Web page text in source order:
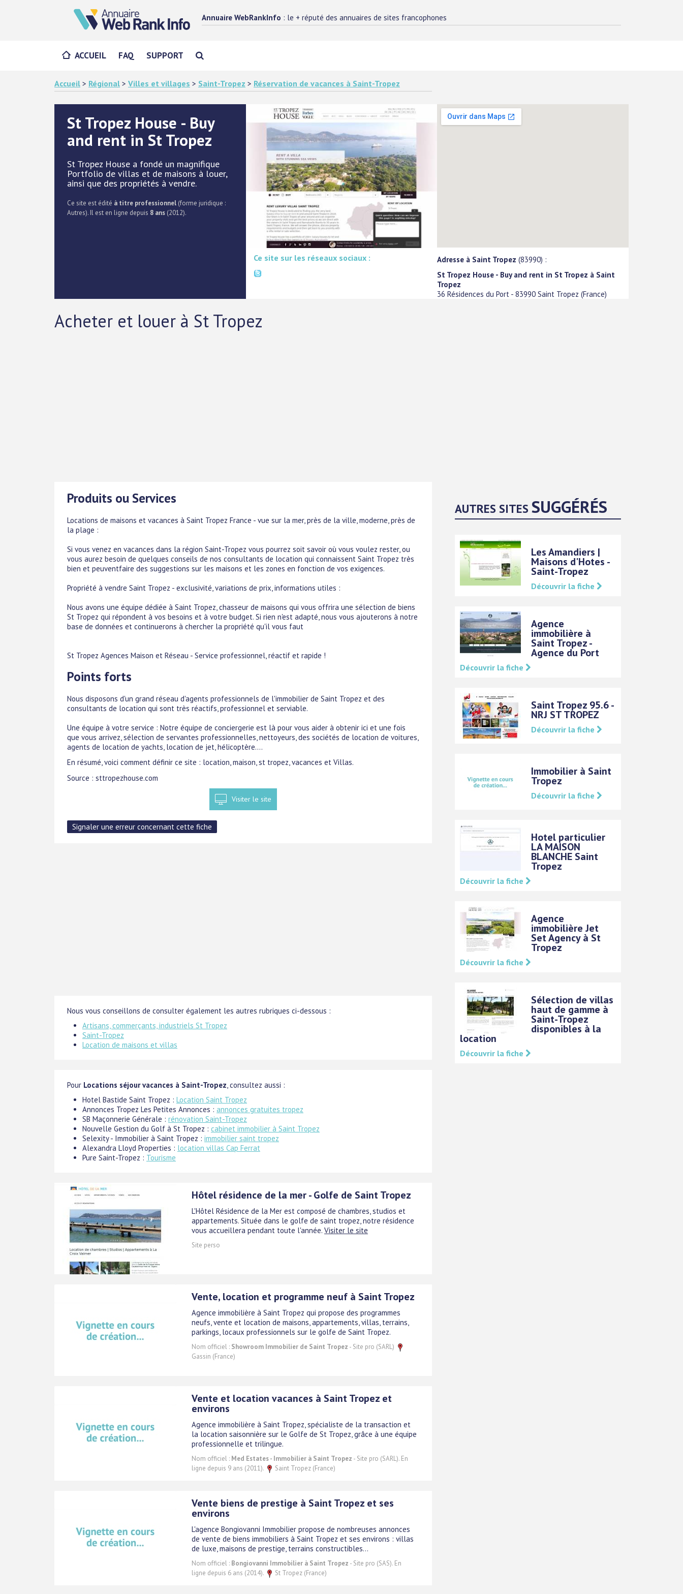
Annuaire WebRankInfo : le + réputé des annuaires de sites francophones
ACCUEIL FAQ SUPPORT
Accueil > Régional > Villes et villages > Saint-Tropez > Réservation de vacances à Saint-Tropez
St Tropez House - Buy
and rent in St Tropez
St Tropez House a fondé un magnifique
Portfolio de villas et de maisons à louer,
ainsi que des propriétés à vendre.
Ce site est édité à titre professionnel (forme juridique :
Autres). Il est en ligne depuis 8 ans (2012).
Ce site sur les réseaux sociaux : Adresse à Saint Tropez (83990) :
St Tropez House - Buy and rent in St Tropez à Saint
Tropez
36 Résidences du Port -83990 Saint Tropez (France)
Acheter et louer à St Tropez
Produits ou Services
Locations de maisons et vacances à Saint Tropez France - vue sur la mer, près de la ville, moderne, près de
la plage :
Si vous venez en vacances dans la région Saint-Tropez vous pourrez soit savoir où vous voulez rester, ou
vous aurez besoin de quelques conseils de nos consultants de location qui connaissent Saint Tropez très
bien et peuventfaire des suggestions sur ​​les maisons et les zones en fonction de vos exigences.
Propriété à vendre Saint Tropez - exclusivité, variations de prix, informations utiles :
Nous avons une équipe dédiée à Saint Tropez, chasseur de maisons qui vous offrira une sélection de biens
St Tropez qui répondent à vos besoins et à votre budget. Si rien n'est adapté, nous vous ajouterons à notre
base de données et continuerons à chercher la propriété qu'il vous faut
St Tropez Agences Maison et Réseau - Service professionnel, réactif et rapide !
Points forts
Nous disposons d'un grand réseau d'agents professionnels de l'immobilier de Saint Tropez et des
consultants de location qui sont très réactifs, professionnel et serviable.
Une équipe à votre service : Notre équipe de conciergerie est là pour vous aider à obtenir ici et une fois
que vous arrivez, sélection de servantes professionnelles, nettoyeurs, des sociétés de location de voitures,
agents de location de yachts, location de jet, hélicoptère....
En résumé, voici comment définir ce site : location, maison, st tropez, vacances et Villas.
Source : sttropezhouse.com
Visiter le site
Nous vous conseillons de consulter également les autres rubriques ci-dessous :
Artisans, commerçants, industriels St Tropez
Saint-Tropez
Location de maisons et villas
Pour Locations séjour vacances à Saint-Tropez , consultez aussi :
Hotel Bastide Saint Tropez : Location Saint Tropez
Annonces Tropez Les Petites Annonces : annonces gratuites tropez
SB Maçonnerie Générale : rénovation Saint-Tropez
Nouvelle Gestion du Golf à St Tropez : cabinet immobilier à Saint Tropez
Selexity - Immobilier à Saint Tropez : immobilier saint tropez
Alexandra Lloyd Properties : location villas Cap Ferrat
Pure Saint-Tropez : Tourisme
Hôtel résidence de la mer - Golfe de Saint Tropez
L'Hôtel Résidence de la Mer est composé de chambres, studios et
appartements. Située dans le golfe de saint tropez, notre résidence
vous accueillera pendant toute l'année. Visiter le site
Site perso
Vente, location et programme neuf à Saint Tropez
Agence immobilière à Saint Tropez qui propose des programmes
neufs, vente et location de maisons, appartements, villas, terrains,
parkings, locaux professionnels sur le golfe de Saint Tropez.
Nom officiel : Showroom Immobilier de Saint Tropez - Site pro (SARL)
Gassin (France)
Vente et location vacances à Saint Tropez et
environs
Agence immobilière à Saint Tropez, spécialiste de la transaction et
la location saisonnière sur le Golfe de St Tropez, grâce à une équipe
professionnelle et trilingue.
Nom officiel : Med Estates - Immobilier à Saint Tropez - Site pro (SARL). En
ligne depuis 9 ans (2011).
Saint Tropez (France)
Vente biens de prestige à Saint Tropez et ses
environs
L'agence Bongiovanni Immobilier propose de nombreuses annonces
de vente de biens immobiliers à Saint Tropez et ses environs : villas
de luxe, maisons de prestige, terrains constructibles...
Nom officiel : Bongiovanni Immobilier à Saint Tropez - Site pro (SAS). En
ligne depuis 6 ans (2014).
St Tropez (France)
AUTRES SITESSUGGÉRÉS
Les Amandiers |
Maisons d'Hotes -
Saint-Tropez
Découvrir la fiche
Agence
immobilière à
Saint Tropez -
Agence du Port
Découvrir la fiche
Saint Tropez 95.6 -
NRJ ST TROPEZ
Découvrir la fiche
Immobilier à Saint
Tropez
Découvrir la fiche
Hotel particulier
LA MAISON
BLANCHE Saint
Tropez
Découvrir la fiche
Agence
immobilière Jet
Set Agency à St
Tropez
Découvrir la fiche
Sélection de villas
haut de gamme à
Saint-Tropez
disponibles à la
location
Découvrir la fiche